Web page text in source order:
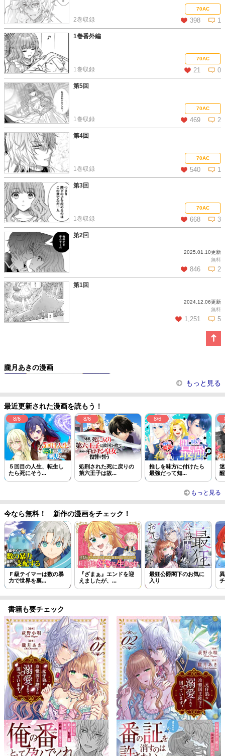
この話を読む コメントを見る70AC
398 1
2巻収録
この話を読む コメントを見る
1巻番外編
70AC
21 0
1巻収録
この話を読む コメントを見る
第5回
70AC
469 2
1巻収録
この話を読む コメントを見る
第4回
70AC
540 1
1巻収録
この話を読む コメントを見る
第3回
70AC
668 3
1巻収録
この話を読む コメントを見る
第2回
2025.01.10更新
無料
846 2
この話を読む コメントを見る
第1回
2024.12.06更新
無料
1,251 5
朧月あきの漫画
もっと見る
最近更新された漫画を読もう！
8/6
５回目の人生、転生し
たら死にそう...
8/6
処刑された死に戻りの
第六王子は故...
8/6
推しを味方に付けたら
最強だって知...
もっと見る
今なら無料！ 新作の漫画をチェック！
Ｆ級テイマーは数の暴
力で世界を裏...
『ざまぁ』エンドを迎
えましたが、...
最狂公爵閣下のお気に
入り
書籍も要チェック